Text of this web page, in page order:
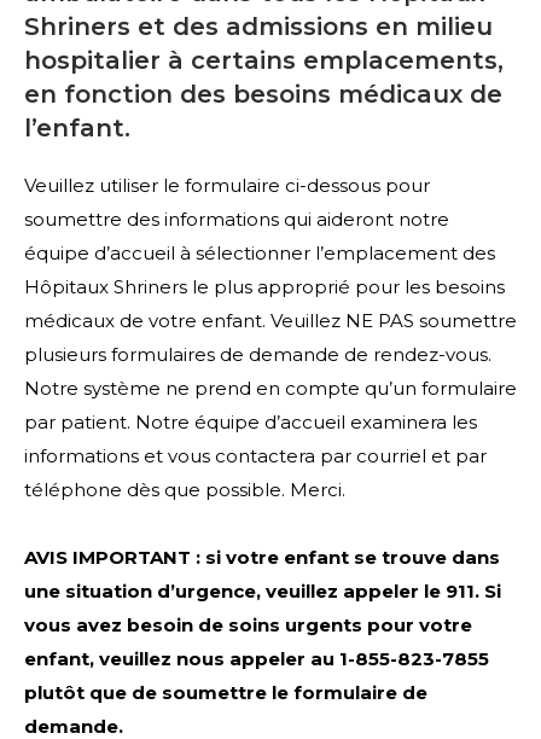
Shriners et des admissions en milieu
hospitalier à certains emplacements,
en fonction des besoins médicaux de
l’enfant.
Veuillez utiliser le formulaire ci-dessous pour
soumettre des informations qui aideront notre
équipe d’accueil à sélectionner l’emplacement des
Hôpitaux Shriners le plus approprié pour les besoins
médicaux de votre enfant. Veuillez NE PAS soumettre
plusieurs formulaires de demande de rendez-vous.
Notre système ne prend en compte qu’un formulaire
par patient. Notre équipe d’accueil examinera les
informations et vous contactera par courriel et par
téléphone dès que possible. Merci.
AVIS IMPORTANT : si votre enfant se trouve dans
une situation d’urgence, veuillez appeler le 911. Si
vous avez besoin de soins urgents pour votre
enfant, veuillez nous appeler au 1-855-823-7855
plutôt que de soumettre le formulaire de
demande.